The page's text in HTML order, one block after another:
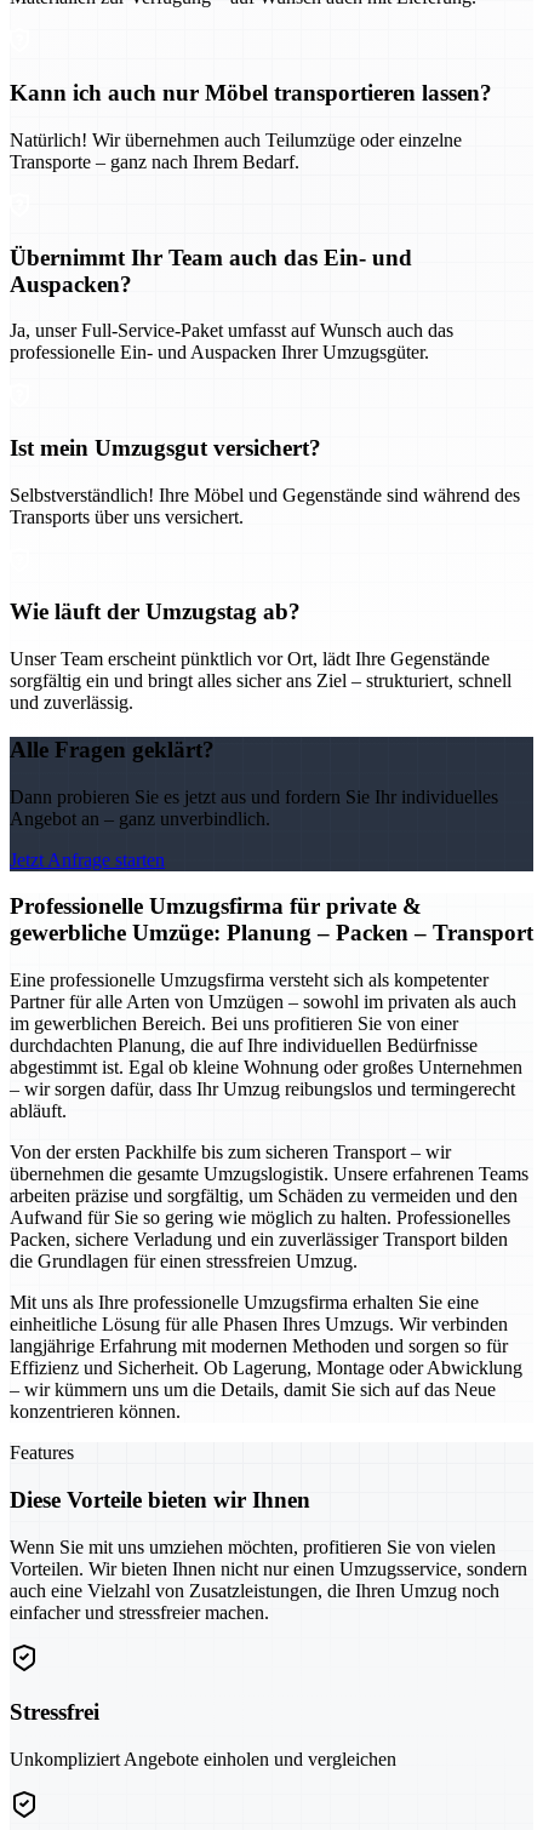
Kann ich auch nur Möbel transportieren lassen?
Natürlich! Wir übernehmen auch Teilumzüge oder einzelne
Transporte – ganz nach Ihrem Bedarf.
Übernimmt Ihr Team auch das Ein- und
Auspacken?
Ja, unser Full-Service-Paket umfasst auf Wunsch auch das
professionelle Ein- und Auspacken Ihrer Umzugsgüter.
Ist mein Umzugsgut versichert?
Selbstverständlich! Ihre Möbel und Gegenstände sind während des
Transports über uns versichert.
Wie läuft der Umzugstag ab?
Unser Team erscheint pünktlich vor Ort, lädt Ihre Gegenstände
sorgfältig ein und bringt alles sicher ans Ziel – strukturiert, schnell
und zuverlässig.
Alle Fragen geklärt?
Dann probieren Sie es jetzt aus und fordern Sie Ihr individuelles
Angebot an – ganz unverbindlich.
Jetzt Anfrage starten
Professionelle Umzugsfirma für private &
gewerbliche Umzüge: Planung – Packen – Transport
Eine professionelle Umzugsfirma versteht sich als kompetenter
Partner für alle Arten von Umzügen – sowohl im privaten als auch
im gewerblichen Bereich. Bei uns profitieren Sie von einer
durchdachten Planung, die auf Ihre individuellen Bedürfnisse
abgestimmt ist. Egal ob kleine Wohnung oder großes Unternehmen
– wir sorgen dafür, dass Ihr Umzug reibungslos und termingerecht
abläuft.
Von der ersten Packhilfe bis zum sicheren Transport – wir
übernehmen die gesamte Umzugslogistik. Unsere erfahrenen Teams
arbeiten präzise und sorgfältig, um Schäden zu vermeiden und den
Aufwand für Sie so gering wie möglich zu halten. Professionelles
Packen, sichere Verladung und ein zuverlässiger Transport bilden
die Grundlagen für einen stressfreien Umzug.
Mit uns als Ihre professionelle Umzugsfirma erhalten Sie eine
einheitliche Lösung für alle Phasen Ihres Umzugs. Wir verbinden
langjährige Erfahrung mit modernen Methoden und sorgen so für
Effizienz und Sicherheit. Ob Lagerung, Montage oder Abwicklung
– wir kümmern uns um die Details, damit Sie sich auf das Neue
konzentrieren können.
Features
Diese Vorteile bieten wir Ihnen
Wenn Sie mit uns umziehen möchten, profitieren Sie von vielen
Vorteilen. Wir bieten Ihnen nicht nur einen Umzugsservice, sondern
auch eine Vielzahl von Zusatzleistungen, die Ihren Umzug noch
einfacher und stressfreier machen.
Stressfrei
Unkompliziert Angebote einholen und vergleichen